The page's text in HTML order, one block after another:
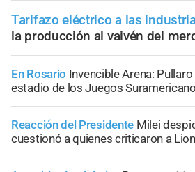
Tarifazo eléctrico a las
la producción al vaivén del
En Rosario Invencible Arena:
estadio de los Juegos
Reacción del Presidente Milei
cuestionó a quienes criticaron a